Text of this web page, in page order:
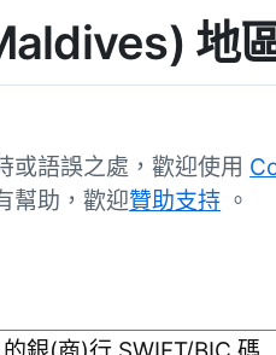
地
或語誤之處，歡迎使用
幫助，歡迎贊助支持 。